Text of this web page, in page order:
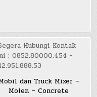
dan Truck Mixer –
Molen – Concrete